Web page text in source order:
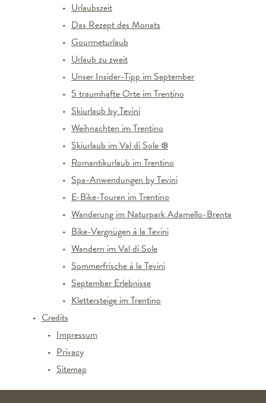
Urlaubszeit
Das Rezept des Monats
Gourmeturlaub
Urlaub zu zweit
Unser Insider-Tipp im September
5 traumhafte Orte im Trentino
Skiurlaub by Tevini
Weihnachten im Trentino
Skiurlaub im Val di Sole ❄️
Romantikurlaub im Trentino
Spa-Anwendungen by Tevini
E-Bike-Touren im Trentino
Wanderung im Naturpark Adamello-Brenta
Bike-Vergnügen à la Tevini
Wandern im Val di Sole
Sommerfrische à la Tevini
September Erlebnisse
Klettersteige im Trentino
Credits
Impressum
Privacy
Sitemap